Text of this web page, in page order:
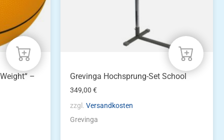
–
Grevinga Hochsprung-Set School
349,00€
zzgl.Versandkosten
Grevinga